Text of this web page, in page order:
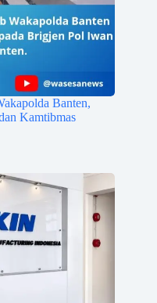
Banten,
Kamtibmas